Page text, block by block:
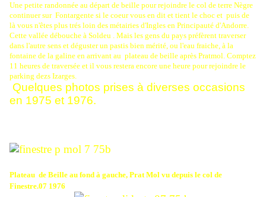
Une petite randonnée au départ de beille pour rejoindre le col de terre Nègre
continuer sur Fontargente si le coeur vous en dit et tient le choc et puis de
là vous n'êtes plus trés loin des métairies d'Ingles en Principauté d'Andorre.
Cette vallée débouche à Soldeu . Mais les gens du pays préfèrent traverser
dans l'autre sens et déguster un pastis bien mérité, ou l'eau fraiche, à la
fontaine de la galine en arrivant au plateau de beille après Pratmol. Comptez
11 heures de traversée et il vous restera encore une heure pour rejoindre le
parking dezs Izarges.
Quelques photos prises à diverses occasions
en 1975 et 1976.
Plateau de Beille au fond à gauche, Prat Mol vu depuis le col de
Finestre.07 1976